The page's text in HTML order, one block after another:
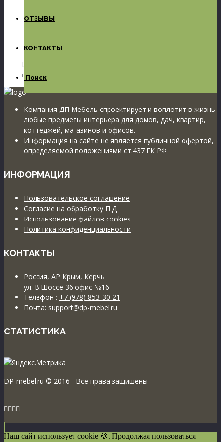
ОТЗЫВЫ
КОНТАКТЫ
Поиск
заказ в Керчи
Шкаф-купе на заказ фотопечать галактика. Корпус
венге темный, 3 отсека, 2450х1800.
Компания ДП Мебель спроектирует и воплотит в жизнь
любые предметы интерьера для домов, дач, квартир,
коттеджей, магазинов и офисов.
Информация на сайте не является публичной офертой,
определяемой положениями ст.437 ГК РФ
ИНФОРМАЦИЯ
Пользовательское соглашение
Согласие на обработку П Д
Использование файлов cookies
Политика конфиденциальности
КОНТАКТЫ
Россия, АР Крым, Керчь
ул. В.Шоссе 36 офис №16
Телефон : +7 (978) 853-30-21
Почта: support@dp-mebel.ru
СТАТИСТИКА
DP-mebel.ru © 2016 - Все права защишены

Наш сайт использует cookie 🍪. Продолжая пользоваться